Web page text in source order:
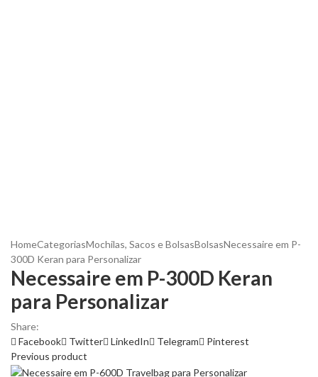
HomeCategoriasMochilas, Sacos e BolsasBolsasNecessaire em P-
300D Keran para Personalizar
Necessaire em P-300D Keran
para Personalizar
Share:
Facebook
Twitter LinkedIn Telegram
Pinterest
Previous product